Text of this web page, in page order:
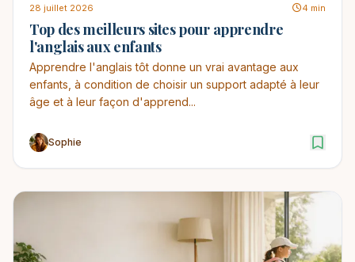
28 juillet 2026 4 min
Top des meilleurs sites pour apprendre
l'anglais aux enfants
Apprendre l'anglais tôt donne un vrai avantage aux
enfants, à condition de choisir un support adapté à leur
âge et à leur façon d'apprend...
Sophie